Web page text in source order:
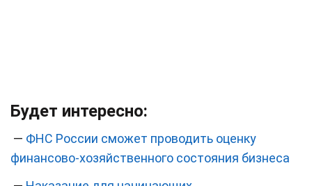
Будет интересно:
— ФНС России сможет проводить оценку
финансово-хозяйственного состояния бизнеса